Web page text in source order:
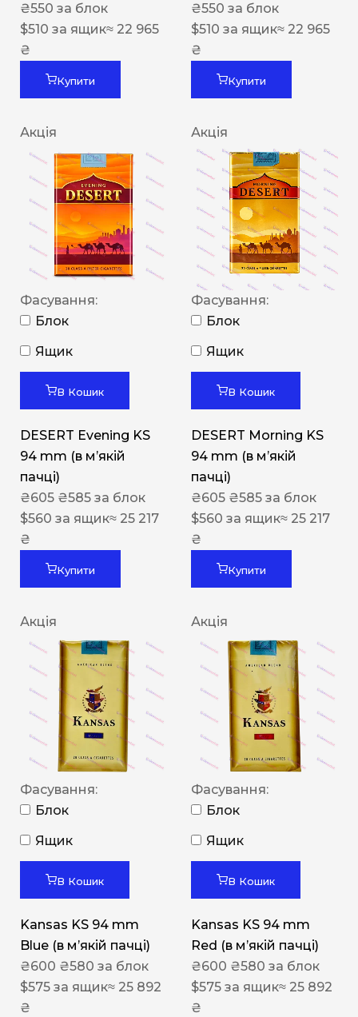
₴550 за блок
$510 за ящик≈ 22 965
₴
Купити
₴550 за блок
$510 за ящик≈ 22 965
₴
Купити
Акція
Фасування:
Блок
Ящик
В Кошик
DESERT Evening KS
94 mm (в мʼякій
пачці)
₴605 ₴585 за блок
$560 за ящик≈ 25 217
₴
Купити
Акція
Фасування:
Блок
Ящик
В Кошик
DESERT Morning KS
94 mm (в мʼякій
пачці)
₴605 ₴585 за блок
$560 за ящик≈ 25 217
₴
Купити
Акція
Фасування:
Блок
Ящик
В Кошик
Kansas KS 94 mm
Blue (в мʼякій пачці)
₴600 ₴580 за блок
$575 за ящик≈ 25 892
₴
Акція
Фасування:
Блок
Ящик
В Кошик
Kansas KS 94 mm
Red (в мʼякій пачці)
₴600 ₴580 за блок
$575 за ящик≈ 25 892
₴